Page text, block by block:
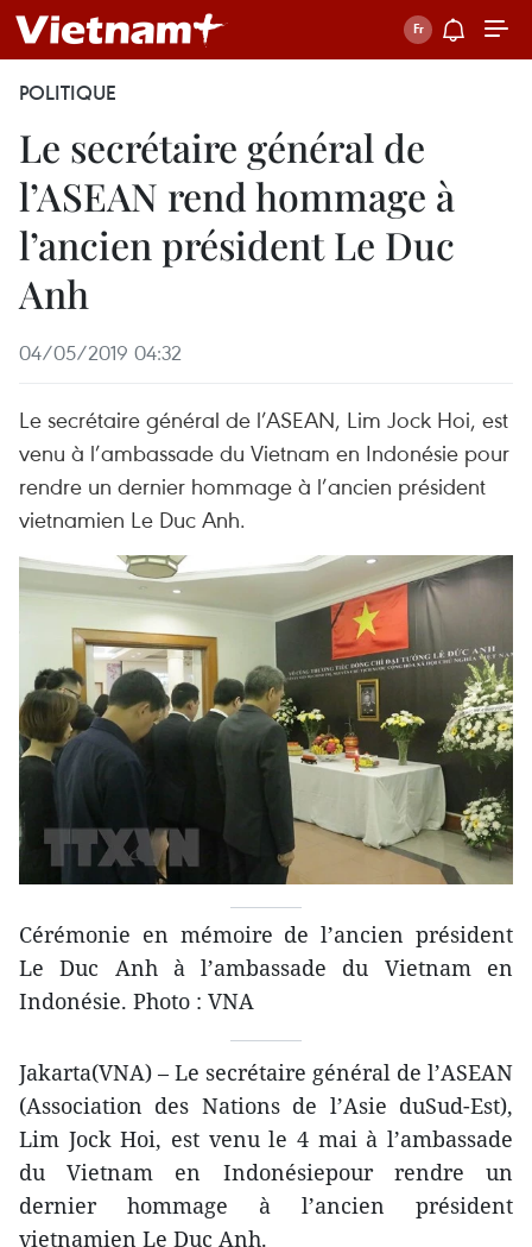
POLITIQUE
Le secrétaire général de
l’ASEAN rend hommage à
l’ancien président Le Duc
Anh
04/05/2019 04:32
Le secrétaire général de l’ASEAN, Lim Jock Hoi, est
venu à l’ambassade du Vietnam en Indonésie pour
rendre un dernier hommage à l’ancien président
vietnamien Le Duc Anh.
Cérémonie en mémoire de l’ancien président
Le Duc Anh à l’ambassade du Vietnam en
Indonésie. Photo : VNA
Jakarta(VNA) – Le secrétaire général de l’ASEAN
(Association des Nations de l’Asie duSud-Est),
Lim Jock Hoi, est venu le 4 mai à l’ambassade
du Vietnam en Indonésiepour rendre un
dernier hommage à l’ancien président
vietnamien Le Duc Anh.